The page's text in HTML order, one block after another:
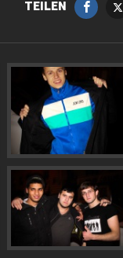
TEILEN